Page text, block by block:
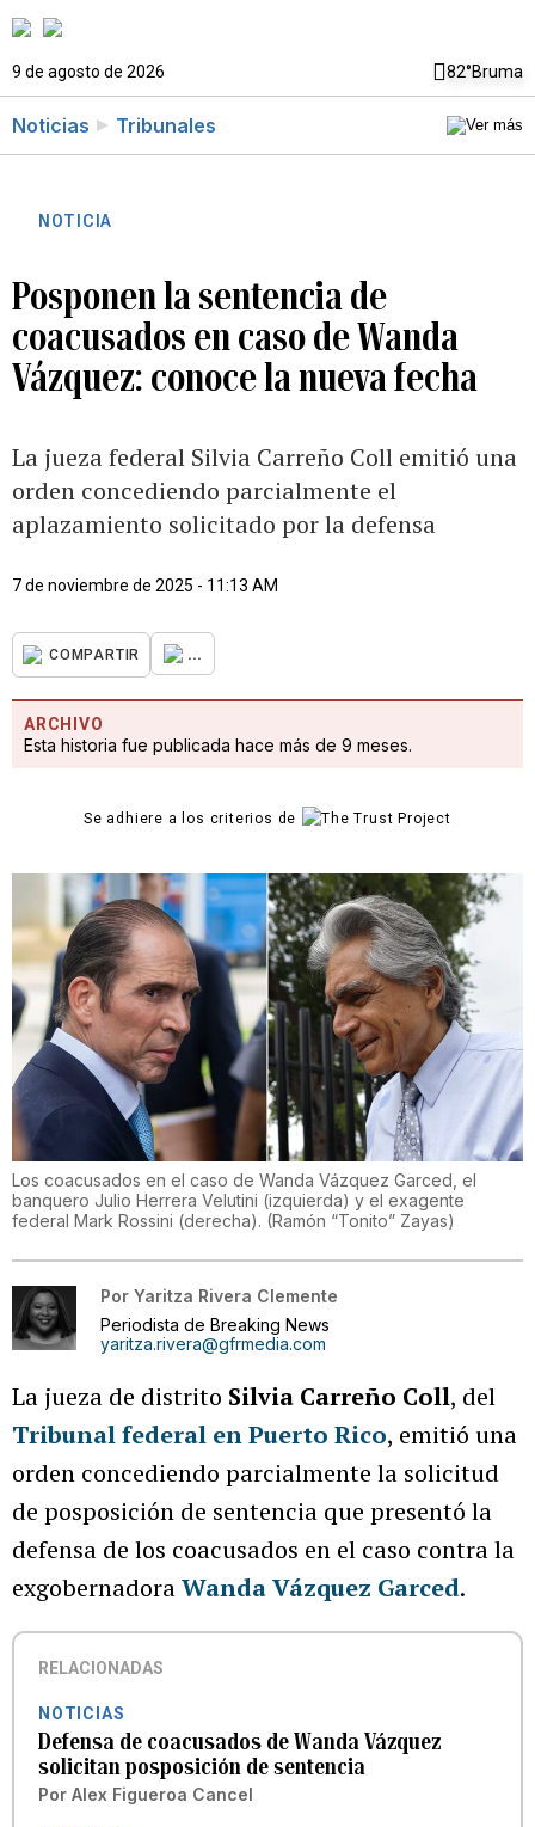
9 de agosto de 2026 82°Bruma
Noticias Tribunales
NOTICIA
Posponen la sentencia de
coacusados en caso de Wanda
Vázquez: conoce la nueva fecha
La jueza federal Silvia Carreño Coll emitió una
orden concediendo parcialmente el
aplazamiento solicitado por la defensa
7 de noviembre de 2025 - 11:13 AM
COMPARTIR ...
ARCHIVO
Esta historia fue publicada hace más de 9 meses.
Se adhiere a los criterios de
Los coacusados en el caso de Wanda Vázquez Garced, el
banquero Julio Herrera Velutini (izquierda) y el exagente
federal Mark Rossini (derecha). (Ramón “Tonito” Zayas)
Por Yaritza Rivera Clemente
Periodista de Breaking News
yaritza.rivera@gfrmedia.com
La jueza de distrito Silvia Carreño Coll, del
Tribunal federal en Puerto Rico, emitió una
orden concediendo parcialmente la solicitud
de posposición de sentencia que presentó la
defensa de los coacusados en el caso contra la
exgobernadoraWanda Vázquez Garced.
RELACIONADAS
NOTICIAS
Defensa de coacusados de Wanda Vázquez
solicitan posposición de sentencia
Por Alex Figueroa Cancel